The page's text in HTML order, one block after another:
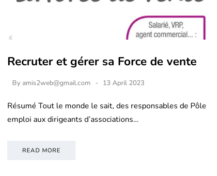
Recruter et gérer sa Force de vente
By amis2web@gmail.com 13 April 2023
Résumé Tout le monde le sait, des responsables de Pôle
emploi aux dirigeants d’associations…
READ MORE